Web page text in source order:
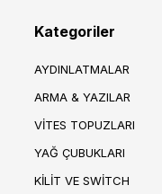
Kategoriler
AYDINLATMALAR
ARMA & YAZILAR
VİTES TOPUZLARI
YAĞ ÇUBUKLARI
KİLİT VE SWİTCH